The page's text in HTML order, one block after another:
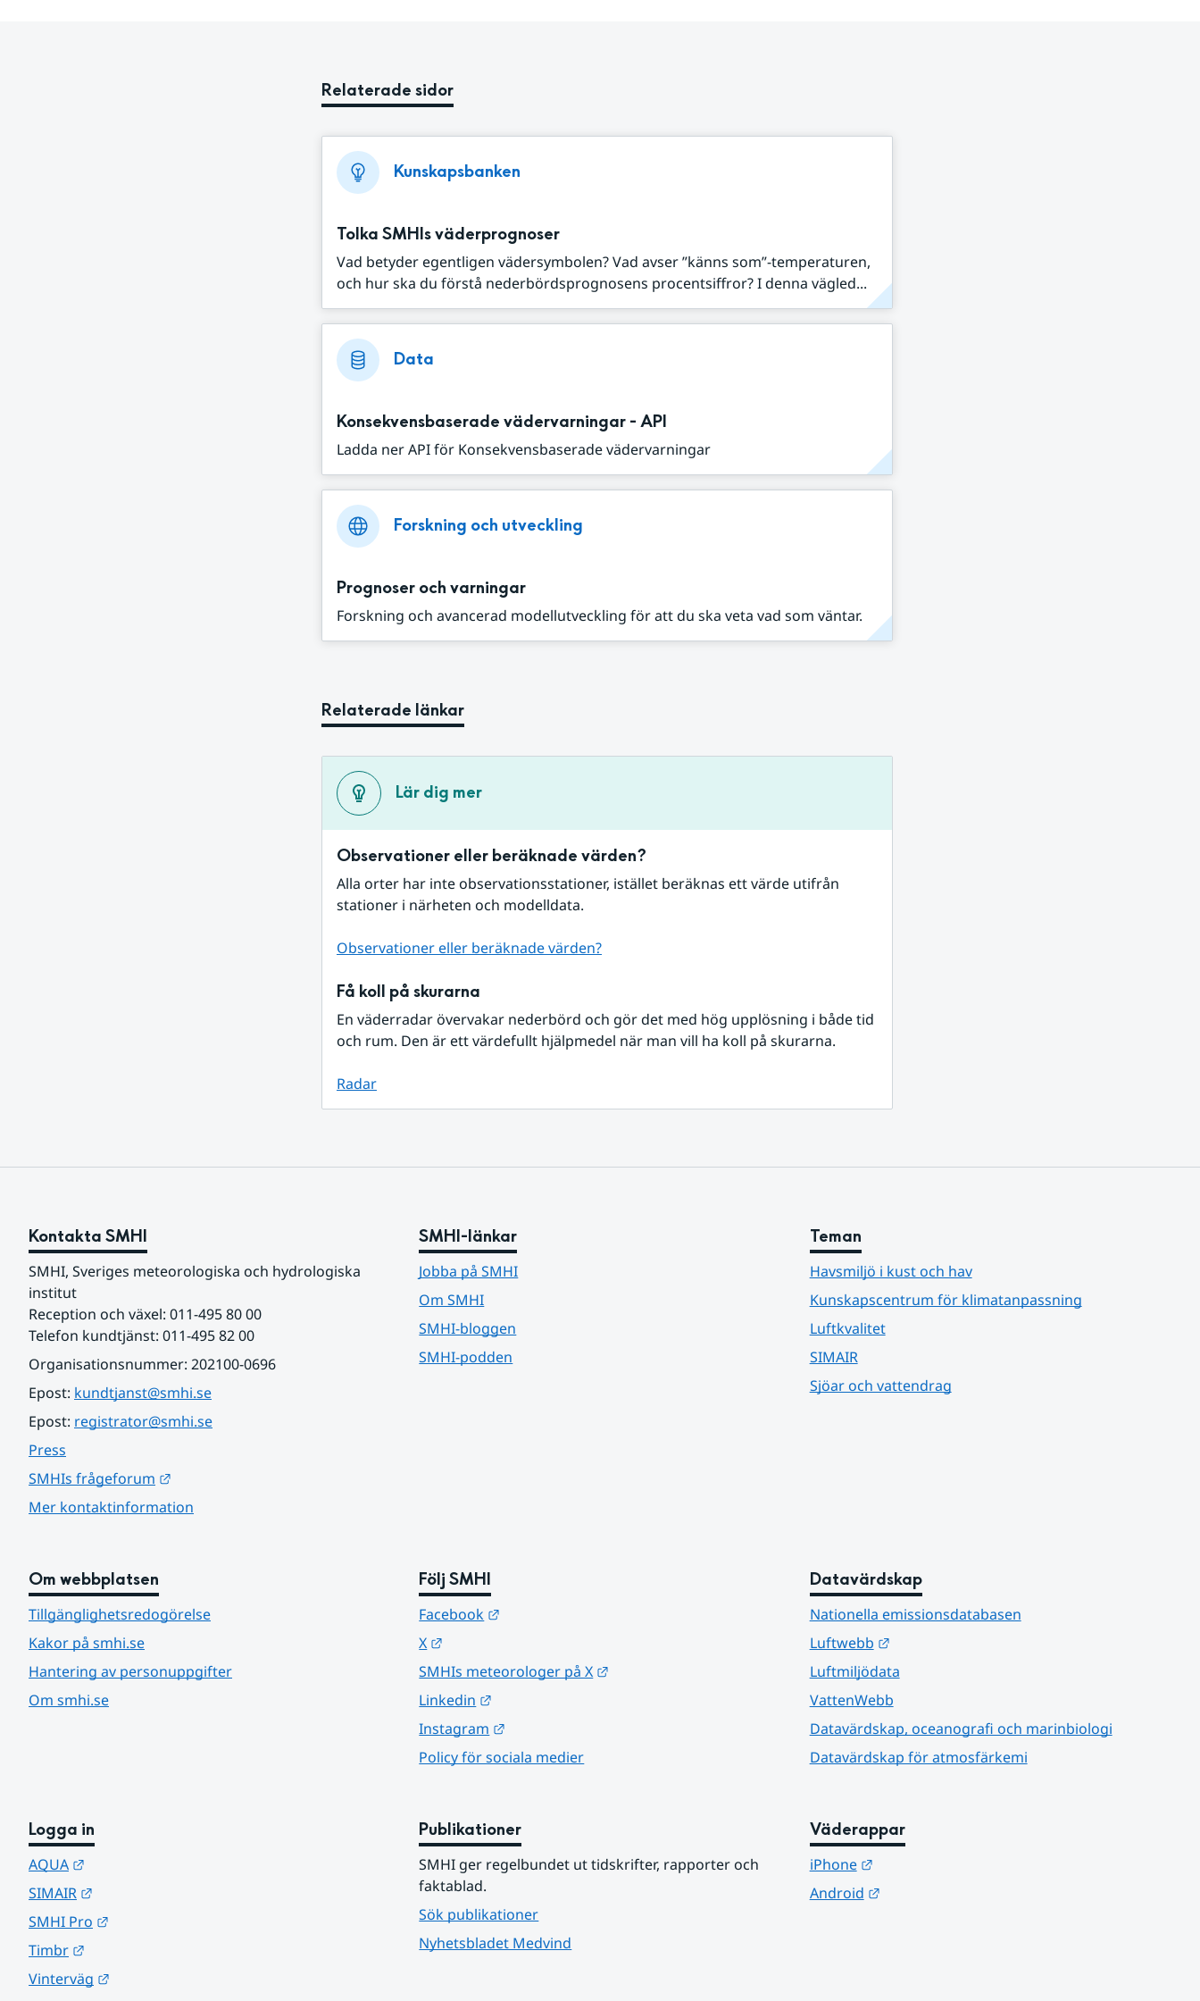
Relaterade sidor
Kunskapsbanken
Tolka SMHIs väderprognoser
Vad betyder egentligen vädersymbolen? Vad avser ”känns som”-temperaturen,
och hur ska du förstå nederbördsprognosens procentsiffror? I denna vägled...
Data
Konsekvensbaserade vädervarningar - API
Ladda ner API för Konsekvensbaserade vädervarningar
Forskning och utveckling
Prognoser och varningar
Forskning och avancerad modellutveckling för att du ska veta vad som väntar.
Relaterade länkar
Lär dig mer
Observationer eller beräknade värden?
Alla orter har inte observationsstationer, istället beräknas ett värde utifrån
stationer i närheten och modelldata.
Observationer eller beräknade värden?
Få koll på skurarna
En väderradar övervakar nederbörd och gör det med hög upplösning i både tid
och rum. Den är ett värdefullt hjälpmedel när man vill ha koll på skurarna.
Radar
Kontakta SMHI
SMHI, Sveriges meteorologiska och hydrologiska
institut
Reception och växel: 011-495 80 00
Telefon kundtjänst: 011-495 82 00
Organisationsnummer: 202100-0696
Epost: kundtjanst@smhi.se
Epost: registrator@smhi.se
Press
SMHIs frågeforum
Mer kontaktinformation
SMHI-länkar
Jobba på SMHI
Om SMHI
SMHI-bloggen
SMHI-podden
Teman
Havsmiljö i kust och hav
Kunskapscentrum för klimatanpassning
Luftkvalitet
SIMAIR
Sjöar och vattendrag
Om webbplatsen
Tillgänglighetsredogörelse
Kakor på smhi.se
Hantering av personuppgifter
Om smhi.se
Följ SMHI
Facebook
X
SMHIs meteorologer på X
Linkedin
Instagram
Policy för sociala medier
Datavärdskap
Nationella emissionsdatabasen
Luftwebb
Länk till annan webbplats.
Luftmiljödata
VattenWebb
Datavärdskap, oceanografi och marinbiologi
Datavärdskap för atmosfärkemi
Logga in
AQUA
SIMAIR
SMHI Pro
Timbr
Vinterväg
Publikationer
SMHI ger regelbundet ut tidskrifter, rapporter och
faktablad.
Sök publikationer
Nyhetsbladet Medvind
Väderappar
iPhone
Länk till annan webbplats.
Android
Länk till annan webbplats.